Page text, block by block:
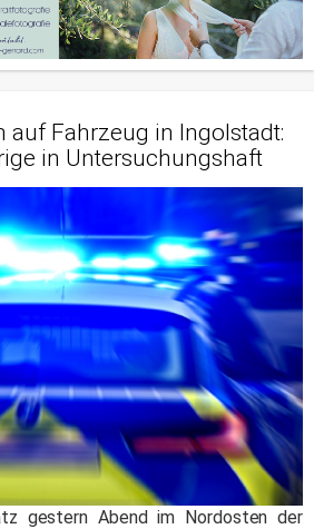
auf Fahrzeug in Ingolstadt:
in Untersuchungshaft
gestern Abend im Nordosten der